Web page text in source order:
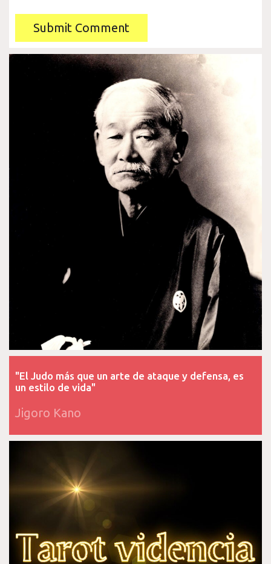
"El Judo más que un arte de ataque y defensa, es
un estilo de vida"
Jigoro Kano